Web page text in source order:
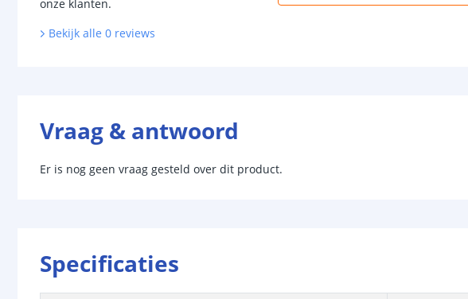
onze klanten.
Bekijk alle 0 reviews
Vraag & antwoord
Er is nog geen vraag gesteld over dit product.
Specificaties